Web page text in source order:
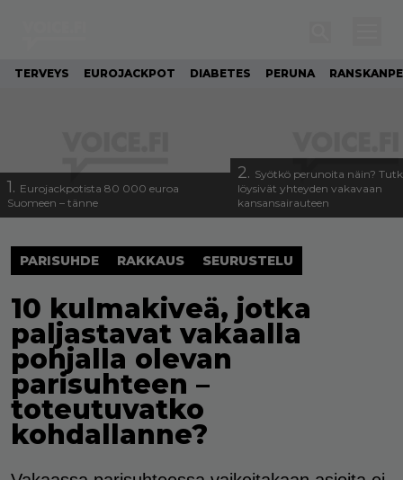
TERVEYS EUROJACKPOT DIABETES PERUNA
1. Eurojackpotista 80 000 euroa
Suomeen – tänne
2. Syötkö perunoita näin?
löysivät yhteyden vakavaan
kansansairauteen
PARISUHDE RAKKAUS SEURUSTELU
10 kulmakiveä, jotka
paljastavat vakaalla
pohjalla olevan
parisuhteen –
toteutuvatko
kohdallanne?